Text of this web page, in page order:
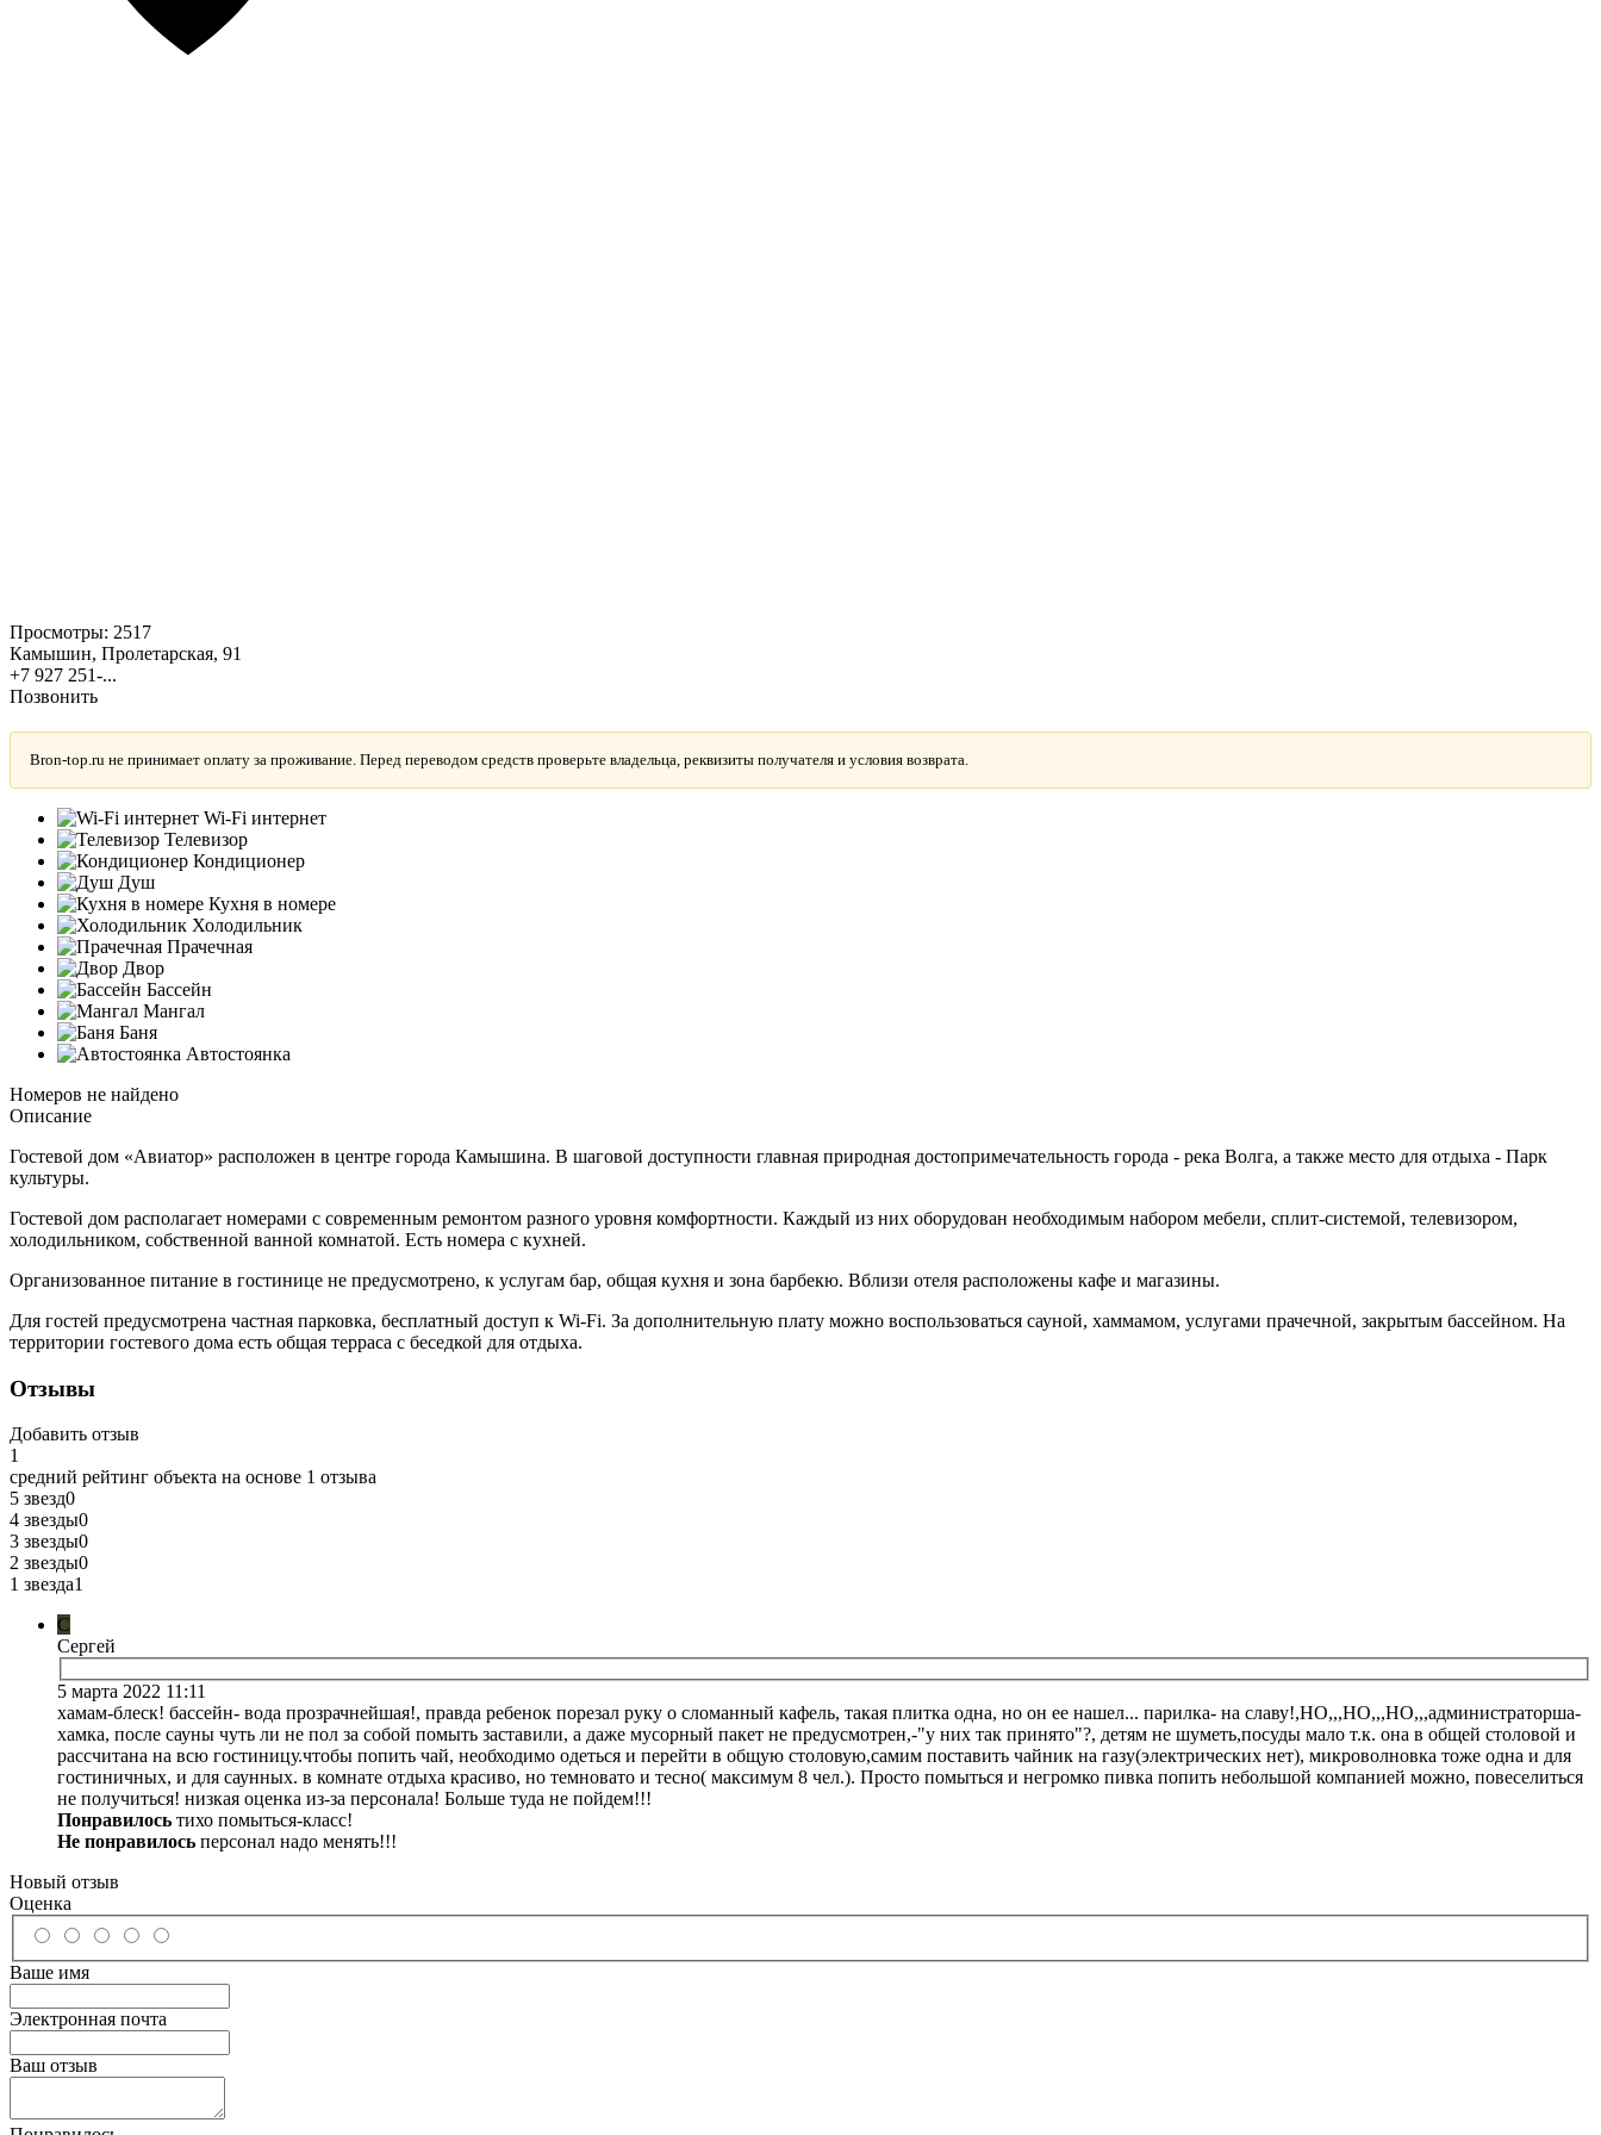
Просмотры: 2517
Камышин, Пролетарская, 91
+7 927 251-...
Позвонить
Bron-top.ru не принимает оплату за проживание. Перед переводом средств проверьте владельца, реквизиты получателя и условия возврата.
Wi-Fi интернет
Телевизор
Кондиционер
Душ
Кухня в номере
Холодильник
Прачечная
Двор
Бассейн
Мангал
Баня
Автостоянка
Номеров не найдено
Описание
Гостевой дом «Авиатор» расположен в центре города Камышина. В шаговой доступности главная природная достопримечательность города - река Волга, а также место для отдыха - Парк
культуры.
Гостевой дом располагает номерами с современным ремонтом разного уровня комфортности. Каждый из них оборудован необходимым набором мебели, сплит-системой, телевизором,
холодильником, собственной ванной комнатой. Есть номера с кухней.
Организованное питание в гостинице не предусмотрено, к услугам бар, общая кухня и зона барбекю. Вблизи отеля расположены кафе и магазины.
Для гостей предусмотрена частная парковка, бесплатный доступ к Wi-Fi. За дополнительную плату можно воспользоваться сауной, хаммамом, услугами прачечной, закрытым бассейном. На
территории гостевого дома есть общая терраса с беседкой для отдыха.
Отзывы
Добавить отзыв
1
средний рейтинг объекта на основе 1 отзыва
5 звезд0
4 звезды0
3 звезды0
2 звезды0
1 звезда1
С
Сергей
5 марта 2022 11:11
хамам-блеск! бассейн- вода прозрачнейшая!, правда ребенок порезал руку о сломанный кафель, такая плитка одна, но он ее нашел... парилка- на славу!,НО,,,НО,,,НО,,,администраторша-
хамка, после сауны чуть ли не пол за собой помыть заставили, а даже мусорный пакет не предусмотрен,-"у них так принято"?, детям не шуметь,посуды мало т.к. она в общей столовой и
рассчитана на всю гостиницу.чтобы попить чай, необходимо одеться и перейти в общую столовую,самим поставить чайник на газу(электрических нет), микроволновка тоже одна и для
гостиничных, и для саунных. в комнате отдыха красиво, но темновато и тесно( максимум 8 чел.). Просто помыться и негромко пивка попить небольшой компанией можно, повеселиться
не получиться! низкая оценка из-за персонала! Больше туда не пойдем!!!
Понравилось тихо помыться-класс!
Не понравилось персонал надо менять!!!
Новый отзыв
Оценка
Ваше имя
Электронная почта
Ваш отзыв